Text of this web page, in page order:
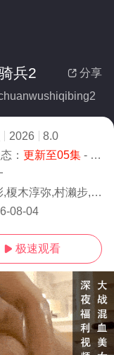
 分享
兵2
2026
8.0
： 更新至05集- 免费在线观看
骏辅,熊谷健太郎,增田俊树,木下纱华,Lynn,下野纮,草尾毅,野岛
08-04
 极速观看